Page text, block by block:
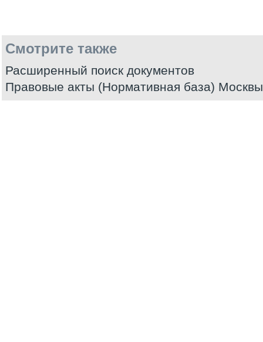
Смотрите также
Расширенный поиск документов
Правовые акты (Нормативная база) Москвы